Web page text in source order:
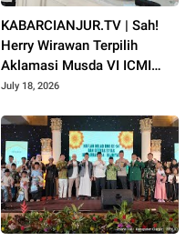
KABARCIANJUR.TV | Sah!
Herry Wirawan Terpilih
Aklamasi Musda VI ICMI
Orda Cianjur
July 18, 2026